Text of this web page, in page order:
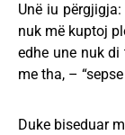
Unë iu
nuk më kuptoj
edhe une nuk
me tha, –
Duke biseduar